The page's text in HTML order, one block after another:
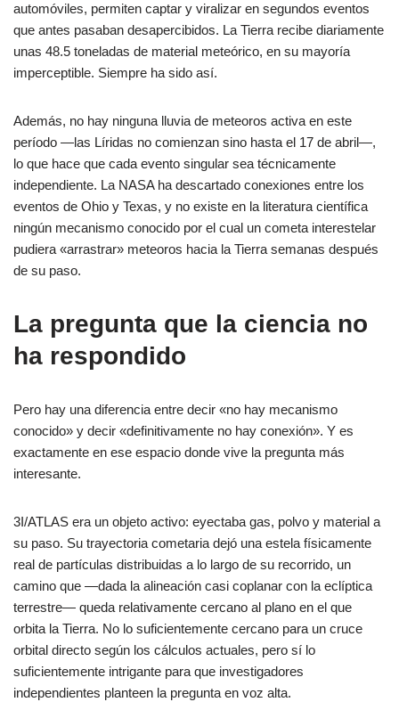
automóviles, permiten captar y viralizar en segundos eventos
que antes pasaban desapercibidos. La Tierra recibe diariamente
unas 48.5 toneladas de material meteórico, en su mayoría
imperceptible. Siempre ha sido así.
Además, no hay ninguna lluvia de meteoros activa en este
período —las Líridas no comienzan sino hasta el 17 de abril—,
lo que hace que cada evento singular sea técnicamente
independiente. La NASA ha descartado conexiones entre los
eventos de Ohio y Texas, y no existe en la literatura científica
ningún mecanismo conocido por el cual un cometa interestelar
pudiera «arrastrar» meteoros hacia la Tierra semanas después
de su paso.
La pregunta que la ciencia no
ha respondido
Pero hay una diferencia entre decir «no hay mecanismo
conocido» y decir «definitivamente no hay conexión». Y es
exactamente en ese espacio donde vive la pregunta más
interesante.
3I/ATLAS era un objeto activo: eyectaba gas, polvo y material a
su paso. Su trayectoria cometaria dejó una estela físicamente
real de partículas distribuidas a lo largo de su recorrido, un
camino que —dada la alineación casi coplanar con la eclíptica
terrestre— queda relativamente cercano al plano en el que
orbita la Tierra. No lo suficientemente cercano para un cruce
orbital directo según los cálculos actuales, pero sí lo
suficientemente intrigante para que investigadores
independientes planteen la pregunta en voz alta.